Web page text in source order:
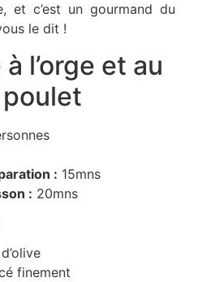
et c’est un gourmand du
le dit !
l’orge et au
poulet
: 15mns
: 20mns
finement